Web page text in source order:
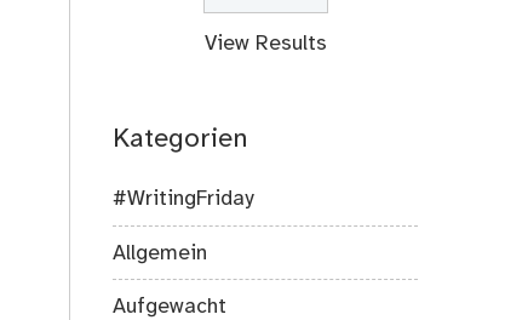
View Results
Kategorien
#WritingFriday
Allgemein
Aufgewacht